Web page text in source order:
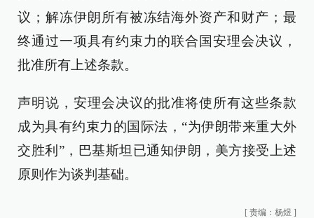
议；解冻伊朗所有被冻结海外资产和财产；最
终通过一项具有约束力的联合国安理会决议，
批准所有上述条款。
声明说，安理会决议的批准将使所有这些条款
成为具有约束力的国际法，“为伊朗带来重大外
交胜利”，巴基斯坦已通知伊朗，美方接受上述
原则作为谈判基础。
[ 责编：杨煜 ]